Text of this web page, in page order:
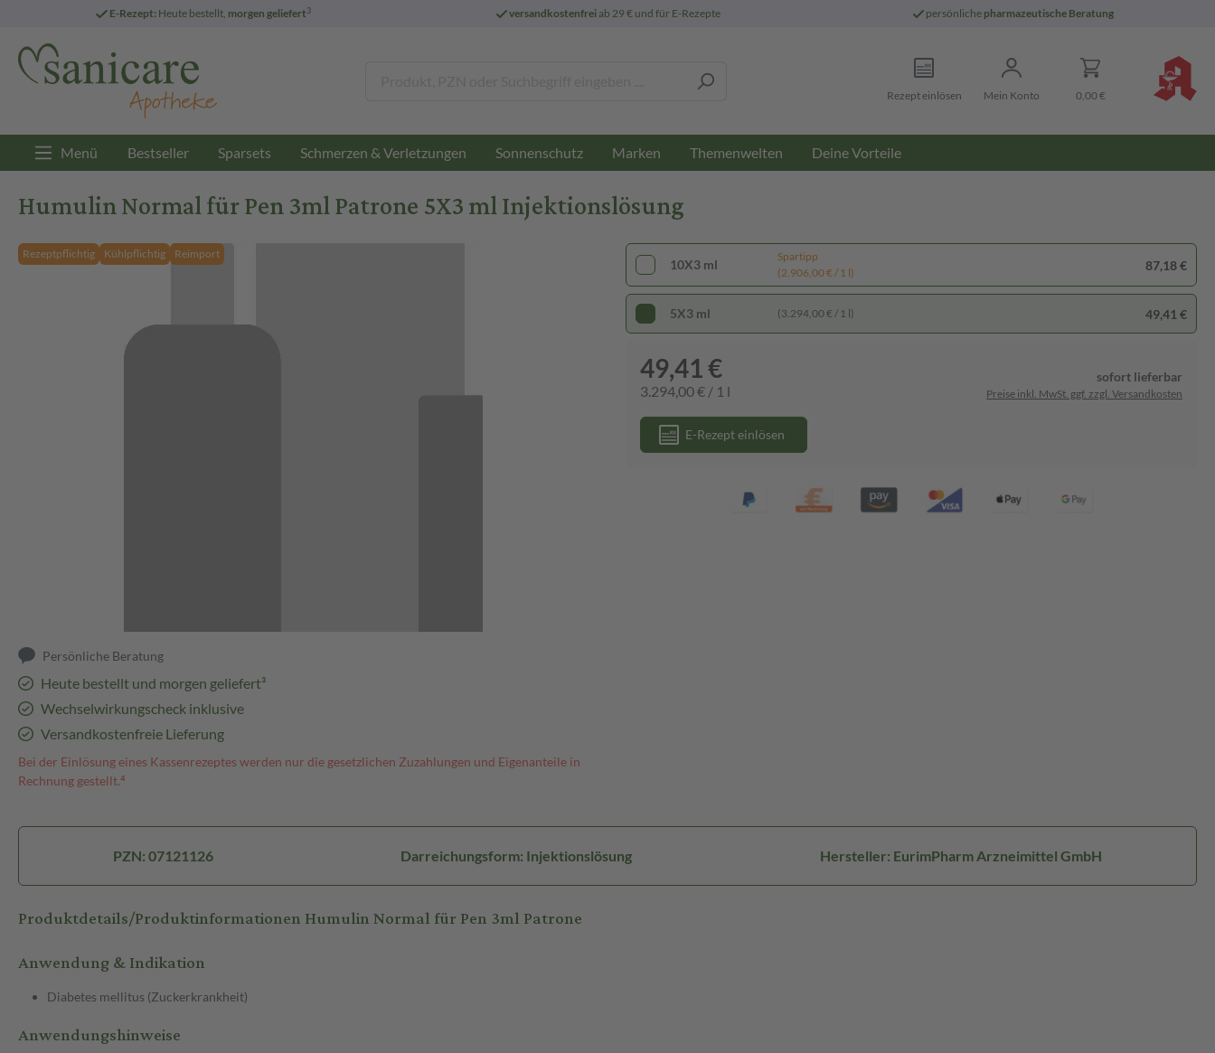
E-Rezept: Heute bestellt, morgen geliefert3 versandkostenfreiab 29 € und für E-Rezepte persönliche pharmazeutische Beratung
Rezept einlösen Mein Konto 0,00 €
Menü Bestseller Sparsets Schmerzen & Verletzungen Sonnenschutz Marken Themenwelten Deine Vorteile
Humulin Normal für Pen 3ml Patrone 5X3 ml Injektionslösung
Rezeptpflichtig Kühlpflichtig Reimport
Persönliche Beratung
Heute bestellt und morgen geliefert³
Wechselwirkungscheck inklusive
Versandkostenfreie Lieferung
Bei der Einlösung eines Kassenrezeptes werden nur die gesetzlichen Zuzahlungen und Eigenanteile in
Rechnung gestellt.⁴
10X3 ml
Spartipp
(2.906,00 € / 1 l)
87,18 €
5X3 ml (3.294,00 € / 1 l) 49,41 €
49,41 €
3.294,00 € / 1 l
sofort lieferbar
Preise inkl. MwSt. ggf. zzgl. Versandkosten
E-Rezept einlösen
PZN: 07121126 Darreichungsform: Injektionslösung Hersteller: EurimPharm Arzneimittel GmbH
Produktdetails/Produktinformationen Humulin Normal für Pen 3ml Patrone
Anwendung & Indikation
Diabetes mellitus (Zuckerkrankheit)
Anwendungshinweise